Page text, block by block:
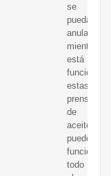
se
pueda
anular
mientras
está
estas
prensas
de
aceite
pueden
funcionar
todo